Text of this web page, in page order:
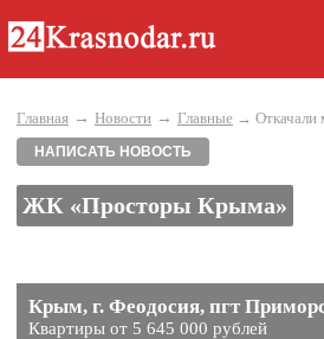
Главная → Новости → Главные → Откачали
НАПИСАТЬ НОВОСТЬ
ЖК «Просторы Крыма»
Крым, г. Феодосия, пгт
Квартиры от 5 645 000 рублей